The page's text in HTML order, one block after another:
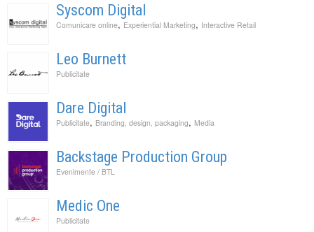
Syscom Digital
Comunicare online, Experiential Marketing, Interactive Retail
Leo Burnett
Publicitate
Dare Digital
Publicitate, Branding, design, packaging, Media
Backstage Production Group
Evenimente / BTL
Medic One
Publicitate